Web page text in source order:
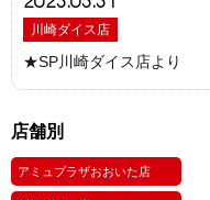
川崎ダイス店
★SP川崎ダイス店より
店舗別
アミュプラザおおいた店